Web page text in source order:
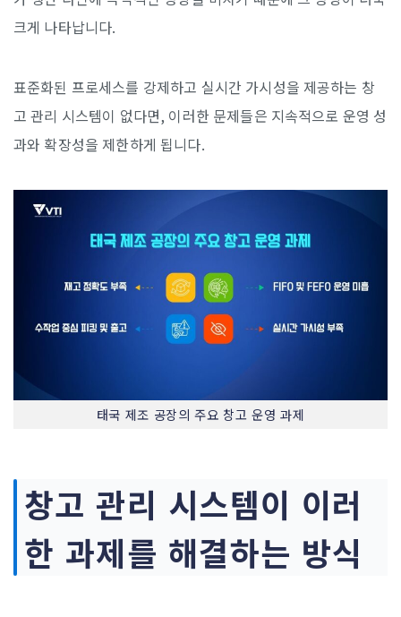
크게 나타납니다.
표준화된 프로세스를 강제하고 실시간 가시성을 제공하는 창
고 관리 시스템이 없다면, 이러한 문제들은 지속적으로 운영 성
과와 확장성을 제한하게 됩니다.
태국 제조 공장의 주요 창고 운영 과제
창고 관리 시스템이 이러
한 과제를 해결하는 방식